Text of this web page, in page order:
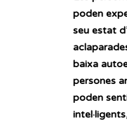
poden
seu estat
baixa
persones
poden